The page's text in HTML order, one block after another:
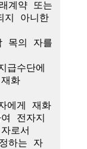
계약 또는
지 아니한
목의 자를
급수단에
화
에게 재화
전자지
로서
하는 자